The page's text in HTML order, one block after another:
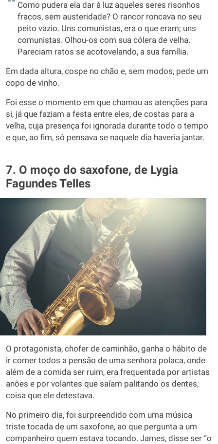
Como pudera ela dar à luz aqueles seres risonhos
fracos, sem austeridade? O rancor roncava no seu
peito vazio. Uns comunistas, era o que eram; uns
comunistas. Olhou-os com sua cólera de velha.
Pareciam ratos se acotovelando, a sua família.
Em dada altura, cospe no chão e, sem modos, pede um
copo de vinho.
Foi esse o momento em que chamou as atenções para
si, já que faziam a festa entre eles, de costas para a
velha, cuja presença foi ignorada durante todo o tempo
e que, ao fim, só pensava se naquele dia haveria jantar.
7. O moço do saxofone, de Lygia
Fagundes Telles
O protagonista, chofer de caminhão, ganha o hábito de
ir comer todos a pensão de uma senhora polaca, onde
além de a comida ser ruim, era frequentada por artistas
anões e por volantes que saíam palitando os dentes,
coisa que ele detestava.
No primeiro dia, foi surpreendido com uma música
triste tocada de um saxofone, ao que pergunta a um
companheiro quem estava tocando. James, disse ser “o